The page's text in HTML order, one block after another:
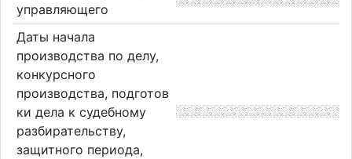
управляющего
Даты начала
производства по делу,
конкурсного
производства, подготов
ки дела к судебному
разбирательству,
защитного периода,